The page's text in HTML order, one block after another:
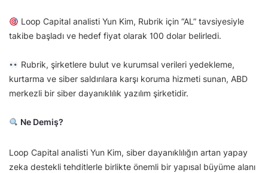
Loop Capital analisti Yun Kim, Rubrik için “AL” tavsiyesiyle
takibe başladı ve hedef fiyat olarak 100 dolar belirledi.
Rubrik, şirketlere bulut ve kurumsal verileri yedekleme,
kurtarma ve siber saldırılara karşı koruma hizmeti sunan, ABD
merkezli bir siber dayanıklılık yazılım şirketidir.
Ne Demiş?
Loop Capital analisti Yun Kim, siber dayanıklılığın artan yapay
zeka destekli tehditlerle birlikte önemli bir yapısal büyüme alanı